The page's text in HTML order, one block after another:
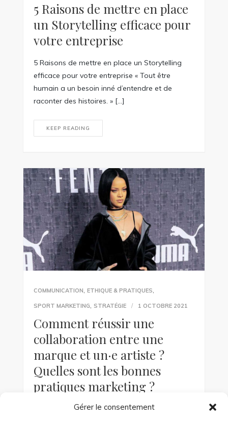
Gérer le consentement
5 Raisons de mettre en place
un Storytelling efficace pour
votre entreprise
5 Raisons de mettre en place un Storytelling
efficace pour votre entreprise « Tout être
humain a un besoin inné d’entendre et de
raconter des histoires. » […]
KEEP READING
COMMUNICATION ETHIQUE & PRATIQUES
SPORT MARKETING STRATÉGIE 1 OCTOBRE 2021
Comment réussir une
collaboration entre une
marque et un·e artiste ?
Quelles sont les bonnes
pratiques marketing ?
Si tu as cliqué sur cet article, c’est